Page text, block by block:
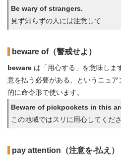
Be wary of strangers.
見ず知らずの人には注意して
beware of（警戒せよ）
beware は「用心する」を意味しま
意を払う必要がある、というニュ
的に命令形で使います。
Beware of pickpockets in this
この地域ではスリに用心してくだ
pay attention（注意を-払え）